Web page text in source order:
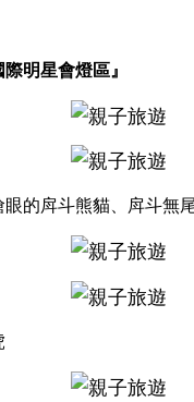
明星會燈區』
的戽斗熊貓、戽斗無